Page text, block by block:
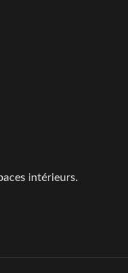
intérieurs.